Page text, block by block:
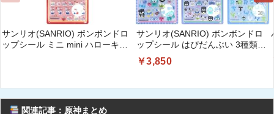
サンリオ(SANRIO) ボンボンドロ
ップシール ミニ mini ハローキテ
サンリオ(SANRIO) ボンボンドロ
ップシール はぴだんぶい 3種類セ
ット (レギュラー、ミニ、もじ)
168335
￥3,850
関連記事：原神まとめ